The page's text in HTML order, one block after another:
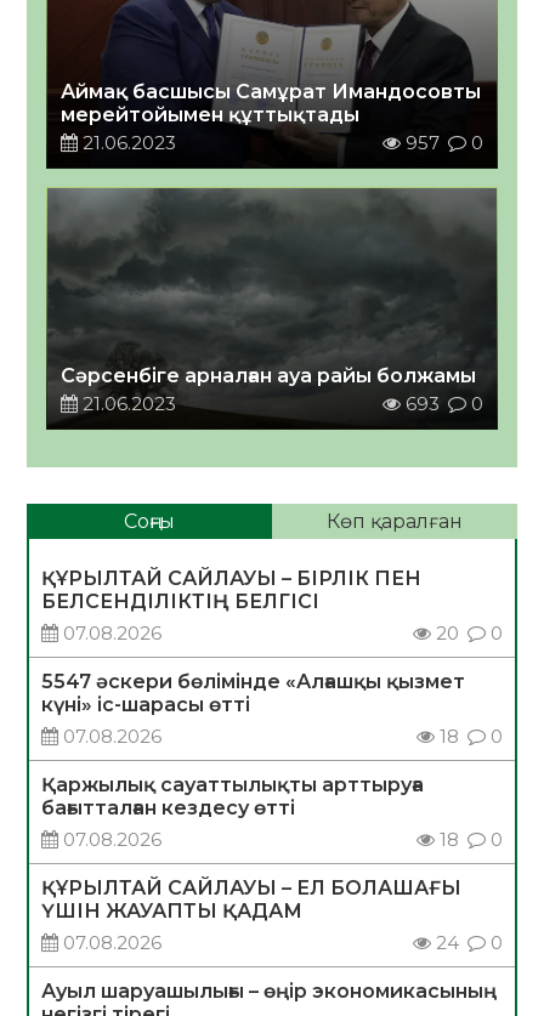
Аймақ басшысы Самұрат Имандосовты
мерейтойымен құттықтады
21.06.2023
957 0
Сәрсенбіге арналған ауа райы болжамы
21.06.2023
693 0
Соңғы Көп қаралған
ҚҰРЫЛТАЙ САЙЛАУЫ – БІРЛІК ПЕН
БЕЛСЕНДІЛІКТІҢ БЕЛГІСІ
07.08.2026
20 0
5547 әскери бөлімінде «Алғашқы қызмет
күні» іс-шарасы өтті
07.08.2026
18 0
Қаржылық сауаттылықты арттыруға
бағытталған кездесу өтті
07.08.2026
18 0
ҚҰРЫЛТАЙ САЙЛАУЫ – ЕЛ БОЛАШАҒЫ
ҮШІН ЖАУАПТЫ ҚАДАМ
07.08.2026
24 0
Ауыл шаруашылығы – өңір экономикасының